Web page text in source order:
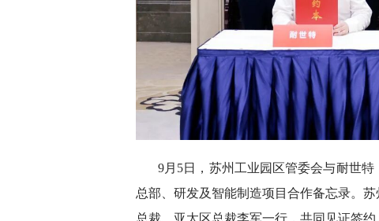
9月5日，苏州工业园区管委会与耐世
总部、研发及智能制造项目合作备忘录。